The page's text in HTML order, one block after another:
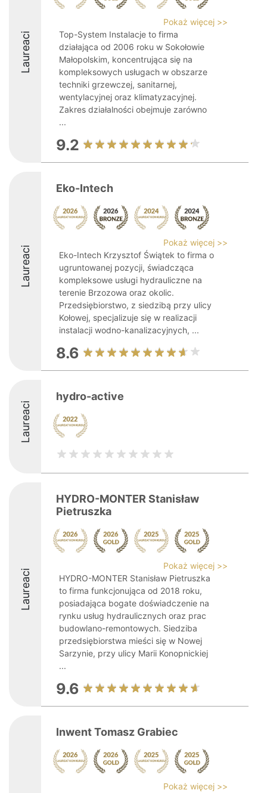
Laureaci
Pokaż więcej >>
Top-System Instalacje to firma
działająca od 2006 roku w Sokołowie
Małopolskim, koncentrująca się na
kompleksowych usługach w obszarze
techniki grzewczej, sanitarnej,
wentylacyjnej oraz klimatyzacyjnej.
Zakres działalności obejmuje zarówno
...
9.2
Laureaci
Eko-Intech
Pokaż więcej >>
Eko-Intech Krzysztof Świątek to firma o
ugruntowanej pozycji, świadcząca
kompleksowe usługi hydrauliczne na
terenie Brzozowa oraz okolic.
Przedsiębiorstwo, z siedzibą przy ulicy
Kołowej, specjalizuje się w realizacji
instalacji wodno-kanalizacyjnych, ...
8.6
Laureaci
hydro-active
Laureaci
HYDRO-MONTER Stanisław
Pietruszka
Pokaż więcej >>
HYDRO-MONTER Stanisław Pietruszka
to firma funkcjonująca od 2018 roku,
posiadająca bogate doświadczenie na
rynku usług hydraulicznych oraz prac
budowlano-remontowych. Siedziba
przedsiębiorstwa mieści się w Nowej
Sarzynie, przy ulicy Marii Konopnickiej
...
9.6
Inwent Tomasz Grabiec
Pokaż więcej >>